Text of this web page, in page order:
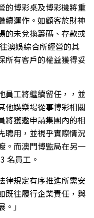
的博彩桌及博彩機將重
續運作。如顧客於財神
的未兌換籌碼、存款或
澳娛綜合所經營的其
所有客戶的權益獲得妥
員工將繼續留任，，並
他娛樂場從事博彩相關
將獲邀申請集團內的相
聘用，並視乎實際情況
。而澳門博監局在另一
名員工。
律規定有序推進所需安
既往履行企業責任，與
」